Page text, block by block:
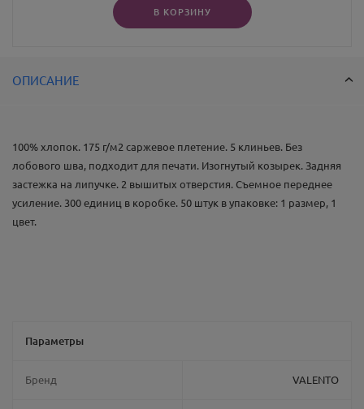
В КОРЗИНУ
ОПИСАНИЕ
100% хлопок. 175 г/м2 саржевое плетение. 5 клиньев. Без
лобового шва, подходит для печати. Изогнутый козырек. Задняя
застежка на липучке. 2 вышитых отверстия. Съемное переднее
усиление. 300 единиц в коробке. 50 штук в упаковке: 1 размер, 1
цвет.
Параметры
Бренд VALENTO